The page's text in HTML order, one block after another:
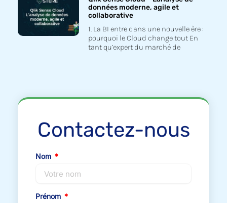
données moderne, agile et
collaborative
1. La BI entre dans une nouvelle ère :
pourquoi le Cloud change tout En
tant qu’expert du marché de
Contactez-nous
Nom
Prénom